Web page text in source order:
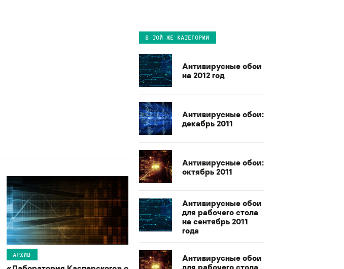
АРХИВ
В ТОЙ ЖЕ КАТЕГОРИИ
Антивирусные обои
на 2012 год
Антивирусные обои:
декабрь 2011
Антивирусные обои:
октябрь 2011
Антивирусные обои
для рабочего стола
на сентябрь 2011
года
Антивирусные обои
для рабочего стола